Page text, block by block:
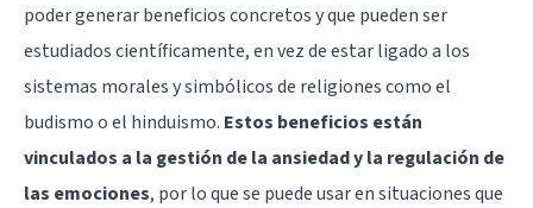
poder generar beneficios concretos y que pueden ser
estudiados científicamente, en vez de estar ligado a los
sistemas morales y simbólicos de religiones como el
budismo o el hinduismo. Estos beneficios están
vinculados a la gestión de la ansiedad y la regulación de
las emociones, por lo que se puede usar en situaciones que